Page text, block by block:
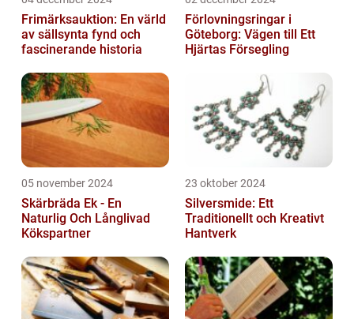
Frimärksauktion: En värld
av sällsynta fynd och
fascinerande historia
Förlovningsringar i
Göteborg: Vägen till Ett
Hjärtas Försegling
05 november 2024
Skärbräda Ek - En
Naturlig Och Långlivad
Kökspartner
23 oktober 2024
Silversmide: Ett
Traditionellt och Kreativt
Hantverk